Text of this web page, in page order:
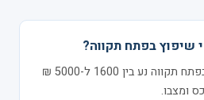
שיפוץ בפתח תקווה?
מחיר ניקיון אחרי שיפוץ בפתח תקווה נע בין 1600 ל-5000 ₪
ומצבו.